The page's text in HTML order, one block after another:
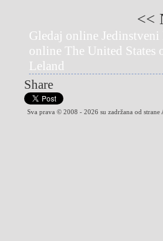
<<
Gledaj online
online The United States
Leland
Share
Sva prava © 2008 - 2026 su zadržana od strane